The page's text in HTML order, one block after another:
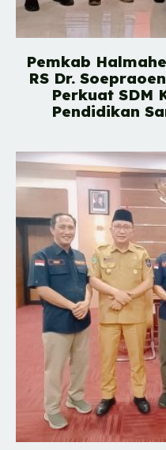
Pemkab
RS Dr.
Perkuat SDM
Pendidikan